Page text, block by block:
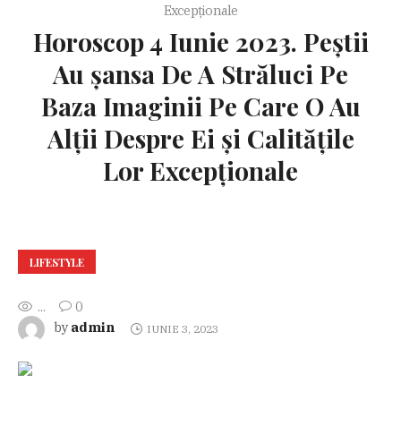
Excepționale
Horoscop 4 Iunie 2023. Peștii
Au șansa De A Străluci Pe
Baza Imaginii Pe Care O Au
Alții Despre Ei și Calitățile
Lor Excepționale
LIFESTYLE
...
0
by admin IUNIE 3, 2023